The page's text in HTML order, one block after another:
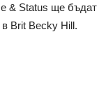
& Status ще бъдат
Brit Becky Hill.